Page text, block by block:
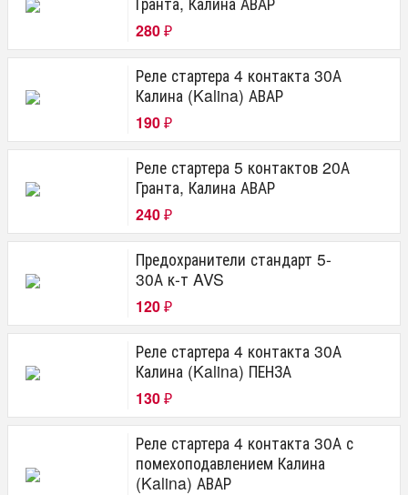
280 ₽
Реле стартера 4 контакта 30А
Калина (Kalina) АВАР
190 ₽
Реле стартера 5 контактов 20А
Гранта, Калина АВАР
240 ₽
Предохранители стандарт 5-
30А к-т AVS
120 ₽
Реле стартера 4 контакта 30А
Калина (Kalina) ПЕНЗА
130 ₽
Реле стартера 4 контакта 30А с
помехоподавлением Калина
(Kalina) АВАР